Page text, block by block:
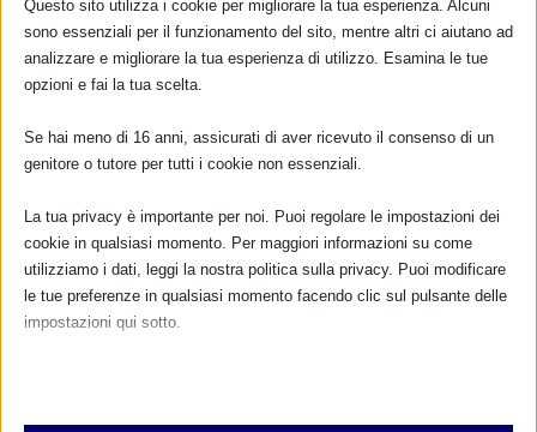
CALENDARIO EVENTI
TUTTI GLI EVENTI
Questo sito utilizza i cookie per migliorare la tua esperienza. Alcuni
sono essenziali per il funzionamento del sito, mentre altri ci aiutano ad
analizzare e migliorare la tua esperienza di utilizzo. Esamina le tue
opzioni e fai la tua scelta.
Se hai meno di 16 anni, assicurati di aver ricevuto il consenso di un
genitore o tutore per tutti i cookie non essenziali.
La tua privacy è importante per noi. Puoi regolare le impostazioni dei
cookie in qualsiasi momento. Per maggiori informazioni su come
utilizziamo i dati, leggi la nostra politica sulla privacy. Puoi modificare
le tue preferenze in qualsiasi momento facendo clic sul pulsante delle
impostazioni qui sotto.
Essenziali